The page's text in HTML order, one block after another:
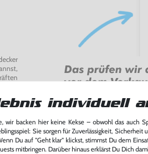
du
individuell
backen hier keine Kekse – obwohl das auch
Sie sorgen für Zuverlässigkeit, Sicherheit
Du auf "Geht klar" klickst, stimmst Du dem
mitbringen. Darüber hinaus erklärst Du Dich